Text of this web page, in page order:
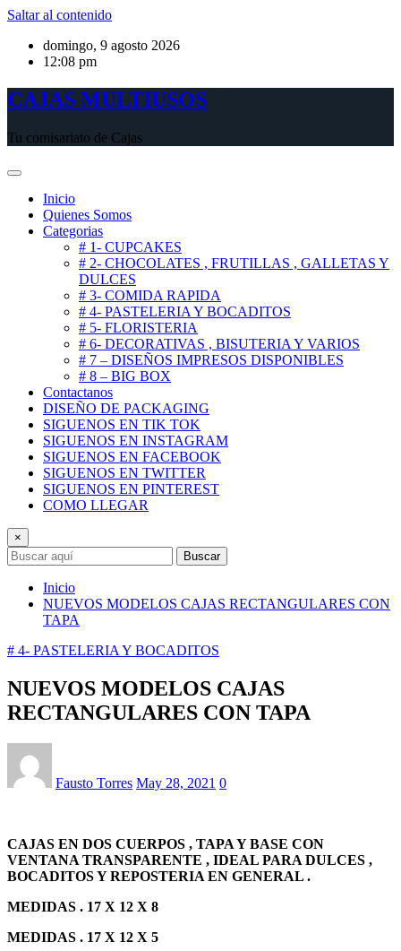
Saltar al contenido
domingo, 9 agosto 2026
12:08 pm
CAJAS MULTIUSOS
Tu comisariato de Cajas
Inicio
Quienes Somos
Categorias
# 1- CUPCAKES
# 2- CHOCOLATES , FRUTILLAS , GALLETAS Y
DULCES
# 3- COMIDA RAPIDA
# 4- PASTELERIA Y BOCADITOS
# 5- FLORISTERIA
# 6- DECORATIVAS , BISUTERIA Y VARIOS
# 7 – DISEÑOS IMPRESOS DISPONIBLES
# 8 – BIG BOX
Contactanos
DISEÑO DE PACKAGING
SIGUENOS EN TIK TOK
SIGUENOS EN INSTAGRAM
SIGUENOS EN FACEBOOK
SIGUENOS EN TWITTER
SIGUENOS EN PINTEREST
COMO LLEGAR
×
Buscar
Inicio
NUEVOS MODELOS CAJAS RECTANGULARES CON
TAPA
# 4- PASTELERIA Y BOCADITOS
NUEVOS MODELOS CAJAS
RECTANGULARES CON TAPA
Fausto Torres May 28, 2021 0
CAJAS EN DOS CUERPOS , TAPA Y BASE CON
VENTANA TRANSPARENTE , IDEAL PARA DULCES ,
BOCADITOS Y REPOSTERIA EN GENERAL .
MEDIDAS . 17 X 12 X 8
MEDIDAS . 17 X 12 X 5